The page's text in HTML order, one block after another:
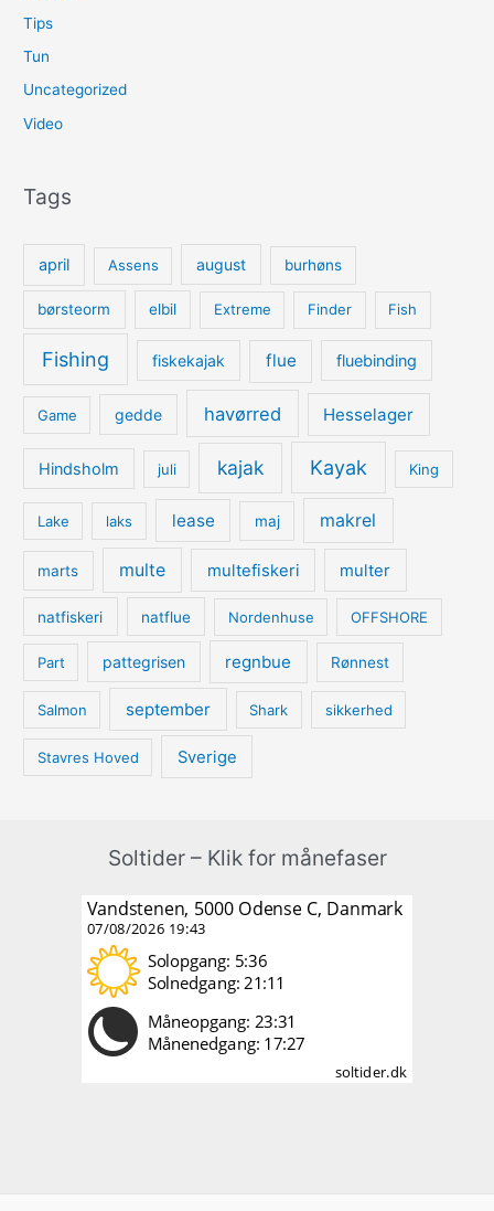
Tips
Tun
Uncategorized
Video
Tags
april Assens august burhøns
børsteorm elbil Extreme Finder Fish
Fishing fiskekajak flue fluebinding
Game gedde havørred Hesselager
Hindsholm juli kajak Kayak King
Lake laks lease maj makrel
marts multe multefiskeri multer
natfiskeri natflue Nordenhuse OFFSHORE
Part pattegrisen regnbue Rønnest
Salmon september Shark sikkerhed
Stavres Hoved Sverige
Soltider – Klik for månefaser